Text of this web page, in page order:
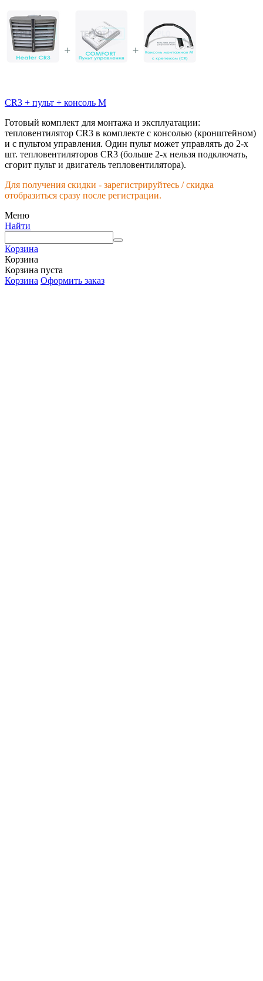
CR3 + пульт + консоль M
Готовый комплект для монтажа и эксплуатации:
тепловентилятор CR3 в комплекте с консолью (кронштейном)
и с пультом управления. Один пульт может управлять до 2-х
шт. тепловентиляторов CR3 (больше 2-х нельзя подключать,
сгорит пульт и двигатель тепловентилятора).
Для получения скидки - зарегистрируйтесь / скидка
отобразиться сразу после регистрации.
Меню
Найти
Корзина
Корзина
Корзина пуста
Корзина Оформить заказ